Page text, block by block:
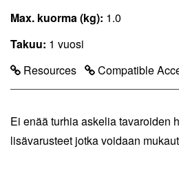
Max. kuorma (kg): 1.0
Takuu: 1 vuosi
Resources
Compatible
Ei enää turhia askelia tavaroiden
lisävarusteet jotka voidaan